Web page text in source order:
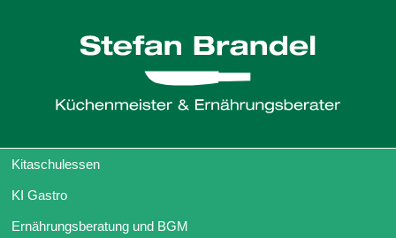
Kitaschulessen
KI Gastro
Ernährungsberatung und BGM